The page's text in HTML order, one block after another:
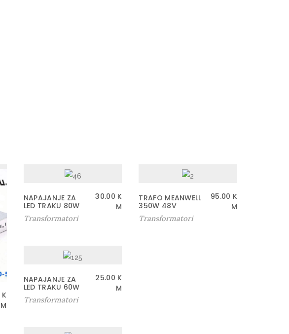
K
M
NAPAJANJE ZA
LED TRAKU 80W
30.00 K
M
Transformatori
TRAFO MEANWELL
350W 48V
95.00 K
M
Transformatori
NAPAJANJE ZA
LED TRAKU 60W
25.00 K
M
Transformatori